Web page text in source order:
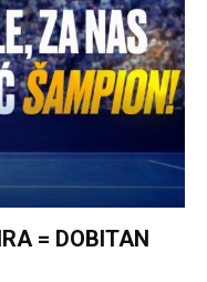
= DOBITAN